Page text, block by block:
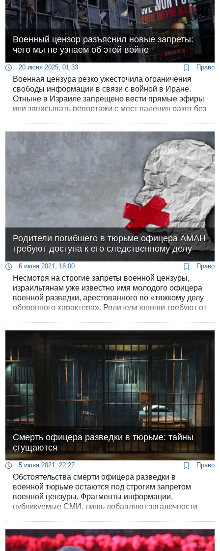
Военный цензор разъяснил новые запреты:
чего мы не узнаем об этой войне
20 июня 2025, 01:33 Право
Военная цензура резко ужесточила ограничения
свободы информации в связи с войной в Иране.
Отныне в Израиле запрещено вести прямые эфиры
или записывать репортажи с мест падения ракет без
военному цензору на проверку и любительские
кадры, снятые очевидцами.
Родители погибшего в тюрьме офицера АМАН
требуют доступа к его следственному делу
6 июня 2021, 16:00 Право
Несмотря на строгие запреты военной цензуры,
израильтянам уже известно имя молодого офицера
военной разведки, арестованного по «тяжкому делу
оборонного характера». Родители юноши требуют от
Смерть офицера разведки в тюрьме: тайны
сгущаются
5 июня 2021, 22:27 Право
Обстоятельства смерти офицера разведки в
военной тюрьме остаются под строгим запретом
военной цензуры. Фрагменты информации,
публикуемые СМИ, лишь добавляют загадочности